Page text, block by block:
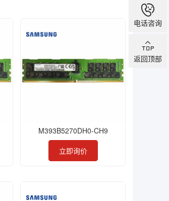
M393B5270DH0-CH9
立即询价
电话咨询
返回顶部